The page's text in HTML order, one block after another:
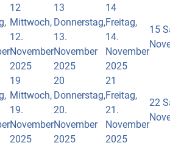
12
Mittwoch,
12.
November
2025
13
Donnerstag,
13.
November
2025
14
Freitag,
14.
November
2025
15
19
Mittwoch,
19.
November
2025
20
Donnerstag,
20.
November
2025
21
Freitag,
21.
November
2025
22